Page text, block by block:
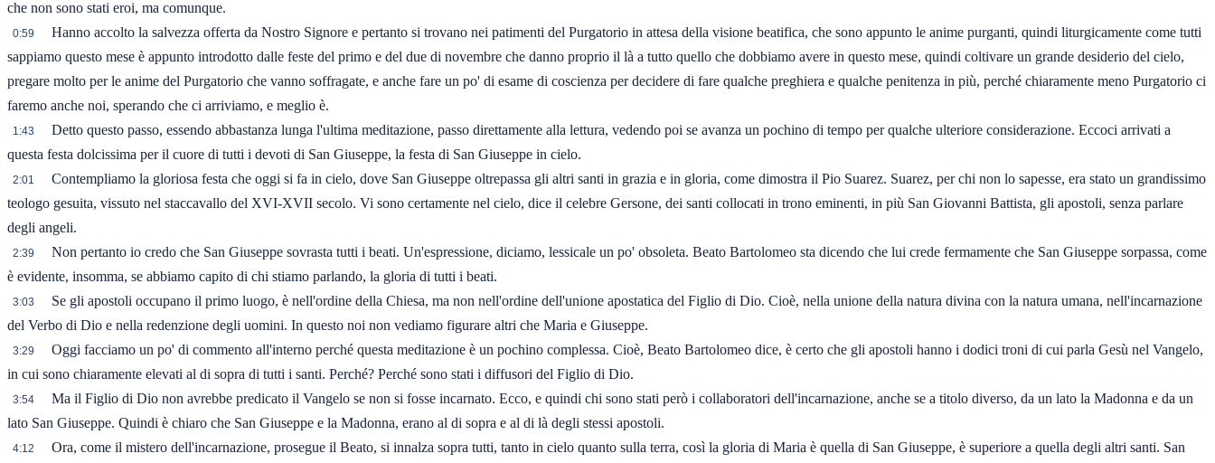
che non sono stati eroi, ma comunque.
0:59
Hanno accolto la salvezza offerta da Nostro Signore e pertanto si trovano nei patimenti del Purgatorio in attesa della visione beatifica, che sono appunto le anime purganti, quindi liturgicamente come tutti
sappiamo questo mese è appunto introdotto dalle feste del primo e del due di novembre che danno proprio il là a tutto quello che dobbiamo avere in questo mese, quindi coltivare un grande desiderio del cielo,
pregare molto per le anime del Purgatorio che vanno soffragate, e anche fare un po' di esame di coscienza per decidere di fare qualche preghiera e qualche penitenza in più, perché chiaramente meno Purgatorio ci
faremo anche noi, sperando che ci arriviamo, e meglio è.
1:43
Detto questo passo, essendo abbastanza lunga l'ultima meditazione, passo direttamente alla lettura, vedendo poi se avanza un pochino di tempo per qualche ulteriore considerazione. Eccoci arrivati a
questa festa dolcissima per il cuore di tutti i devoti di San Giuseppe, la festa di San Giuseppe in cielo.
2:01
Contempliamo la gloriosa festa che oggi si fa in cielo, dove San Giuseppe oltrepassa gli altri santi in grazia e in gloria, come dimostra il Pio Suarez. Suarez, per chi non lo sapesse, era stato un grandissimo
teologo gesuita, vissuto nel staccavallo del XVI-XVII secolo. Vi sono certamente nel cielo, dice il celebre Gersone, dei santi collocati in trono eminenti, in più San Giovanni Battista, gli apostoli, senza parlare
degli angeli.
2:39
Non pertanto io credo che San Giuseppe sovrasta tutti i beati. Un'espressione, diciamo, lessicale un po' obsoleta. Beato Bartolomeo sta dicendo che lui crede fermamente che San Giuseppe sorpassa, come
è evidente, insomma, se abbiamo capito di chi stiamo parlando, la gloria di tutti i beati.
3:03
Se gli apostoli occupano il primo luogo, è nell'ordine della Chiesa, ma non nell'ordine dell'unione apostatica del Figlio di Dio. Cioè, nella unione della natura divina con la natura umana, nell'incarnazione
del Verbo di Dio e nella redenzione degli uomini. In questo noi non vediamo figurare altri che Maria e Giuseppe.
3:29
Oggi facciamo un po' di commento all'interno perché questa meditazione è un pochino complessa. Cioè, Beato Bartolomeo dice, è certo che gli apostoli hanno i dodici troni di cui parla Gesù nel Vangelo,
in cui sono chiaramente elevati al di sopra di tutti i santi. Perché? Perché sono stati i diffusori del Figlio di Dio.
3:54
Ma il Figlio di Dio non avrebbe predicato il Vangelo se non si fosse incarnato. Ecco, e quindi chi sono stati però i collaboratori dell'incarnazione, anche se a titolo diverso, da un lato la Madonna e da un
lato San Giuseppe. Quindi è chiaro che San Giuseppe e la Madonna, erano al di sopra e al di là degli stessi apostoli.
4:12
Ora, come il mistero dell'incarnazione, prosegue il Beato, si innalza sopra tutti, tanto in cielo quanto sulla terra, così la gloria di Maria è quella di San Giuseppe, è superiore a quella degli altri santi. San